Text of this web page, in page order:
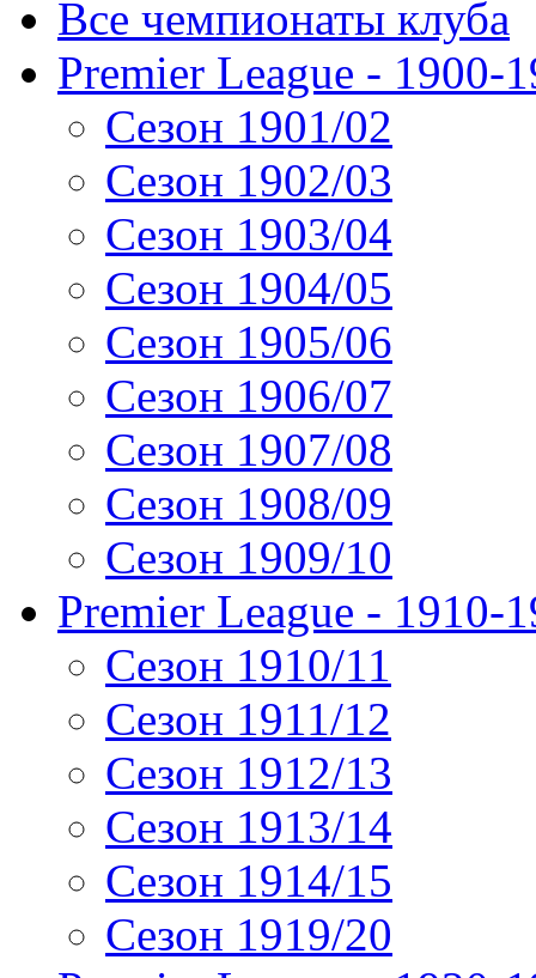
Все чемпионаты клуба
Premier League - 1900-
Сезон 1901/02
Сезон 1902/03
Сезон 1903/04
Сезон 1904/05
Сезон 1905/06
Сезон 1906/07
Сезон 1907/08
Сезон 1908/09
Сезон 1909/10
Premier League - 1910-
Сезон 1910/11
Сезон 1911/12
Сезон 1912/13
Сезон 1913/14
Сезон 1914/15
Сезон 1919/20